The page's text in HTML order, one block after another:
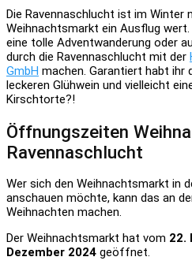
Die Ravennaschlucht ist im Winter
Weihnachtsmarkt ein Ausflug
eine tolle Adventwanderung oder
durch die Ravennaschlucht mit der
GmbH machen. Garantiert habt ihr
leckeren Glühwein und vielleicht
Kirschtorte?!
Öffnungszeiten
Ravennaschlucht
Wer sich den Weihnachtsmarkt in
anschauen möchte, kann das an
Weihnachten machen.
Der Weihnachtsmarkt hat vom 22.
Dezember 2024 geöffnet.